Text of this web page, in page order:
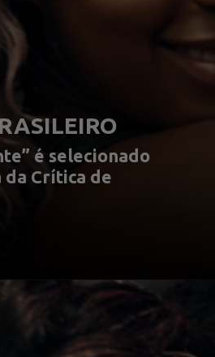
é selecionado
da Crítica de